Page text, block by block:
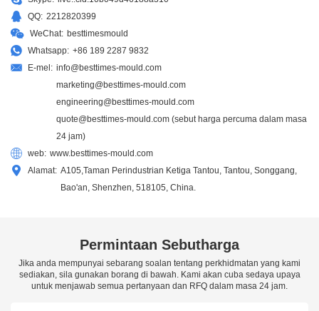
QQ: 2212820399
WeChat: besttimesmould
Whatsapp: +86 189 2287 9832
E-mel: info@besttimes-mould.com
marketing@besttimes-mould.com
engineering@besttimes-mould.com
quote@besttimes-mould.com (sebut harga percuma dalam masa
24 jam)
web: www.besttimes-mould.com
Alamat: A105,Taman Perindustrian Ketiga Tantou, Tantou, Songgang,
Bao'an, Shenzhen, 518105, China.
Permintaan Sebutharga
Jika anda mempunyai sebarang soalan tentang perkhidmatan yang kami
sediakan, sila gunakan borang di bawah. Kami akan cuba sedaya upaya
untuk menjawab semua pertanyaan dan RFQ dalam masa 24 jam.